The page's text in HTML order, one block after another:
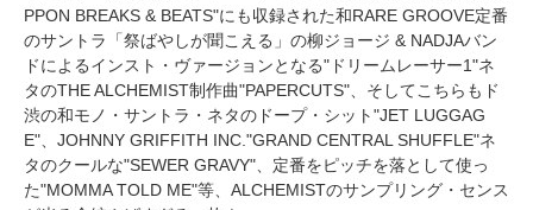
PPON BREAKS & BEATS"にも収録された和RARE GROOVE定番
のサントラ「祭ばやしが聞こえる」の柳ジョージ & NADJAバン
ドによるインスト・ヴァージョンとなる"ドリームレーサー1"ネ
タのTHE ALCHEMIST制作曲"PAPERCUTS"、そしてこちらもド
渋の和モノ・サントラ・ネタのドープ・シット"JET LUGGAG
E"、JOHNNY GRIFFITH INC."GRAND CENTRAL SHUFFLE"ネ
タのクールな"SEWER GRAVY"、定番をピッチを落として使っ
た"MOMMA TOLD ME"等、ALCHEMISTのサンプリング・センス